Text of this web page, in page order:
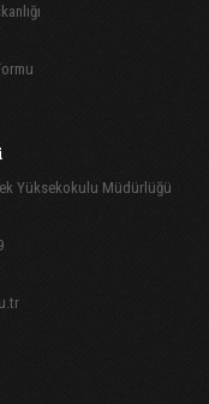
Yüksekokulu Müdürlüğü